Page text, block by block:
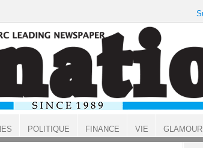
POLITIQUE FINANCE VIE GLAMOUR